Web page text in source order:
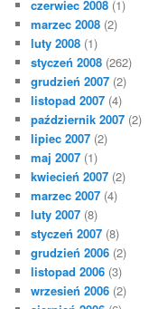
czerwiec 2008 (1)
marzec 2008 (2)
luty 2008 (1)
styczeń 2008 (262)
grudzień 2007 (2)
listopad 2007 (4)
październik 2007 (2)
lipiec 2007 (2)
maj 2007 (1)
kwiecień 2007 (2)
marzec 2007 (4)
luty 2007 (8)
styczeń 2007 (8)
grudzień 2006 (2)
listopad 2006 (3)
wrzesień 2006 (2)